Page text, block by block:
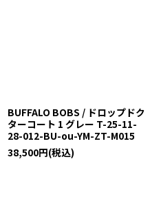
BUFFALO BOBS / ドロップドク
ターコート 1 グレー T-25-11-
28-012-BU-ou-YM-ZT-M015
38,500円(税込)